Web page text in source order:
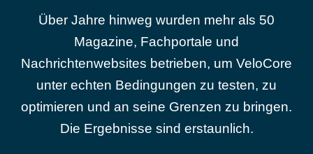
Über Jahre hinweg wurden mehr als 50
Magazine, Fachportale und
Nachrichtenwebsites betrieben, um VeloCore
unter echten Bedingungen zu testen, zu
optimieren und an seine Grenzen zu bringen.
Die Ergebnisse sind erstaunlich.